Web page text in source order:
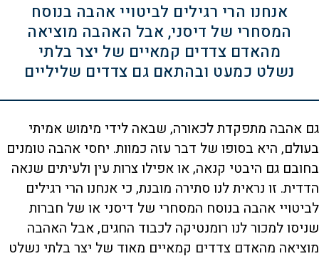
אנחנו הרי רגילים לביטויי אהבה בנוסח
המסחרי של דיסני, אבל האהבה מוציאה
מהאדם צדדים קמאיים של יצר בלתי
נשלט כמעט ובהתאם גם צדדים שליליים
גם אהבה מתפקדת לכאורה, שבאה לידי מימוש אמיתי
בעולם, היא בסופו של דבר עזה כמוות. יחסי אהבה טומנים
בחובם גם היבטי קנאה, או אפילו צרות עין ולעיתים שנאה
הדדית. זו נראית לנו סתירה מובנת, כי אנחנו הרי רגילים
לביטויי אהבה בנוסח המסחרי של דיסני או של חברות
שניסו למכור לנו רומנטיקה לכבוד החגים, אבל האהבה
מוציאה מהאדם צדדים קמאיים מאוד של יצר בלתי נשלט